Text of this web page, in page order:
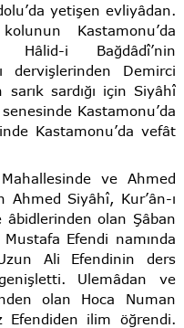
yetişen evliyâdan.
Kastamonu’da
i Bağdâdî’nin
dervişlerinden Demirci
sardığı için Siyâhî
Kastamonu’da
Kastamonu’da vefât
ve Ahmed
Ahmed Siyâhî, Kur’ân-ı
olan Şâban
Efendi namında
Ali Efendinin ders
Ulemâdan ve
olan Hoca Numan
Efendiden ilim öğrendi.